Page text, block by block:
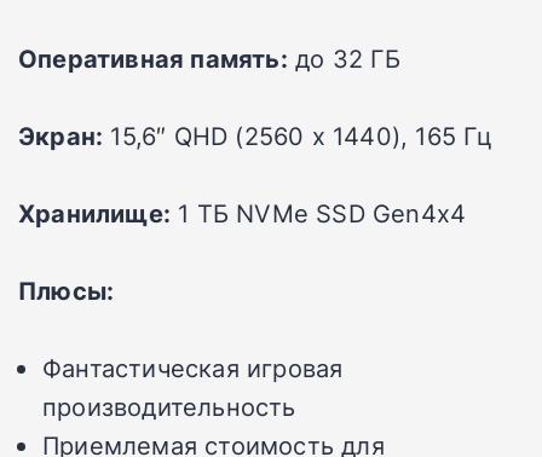
Оперативная память: до 32 ГБ
Экран: 15,6″ QHD (2560 x 1440), 165 Гц
Хранилище: 1 ТБ NVMe SSD Gen4x4
Плюсы:
Фантастическая игровая
производительность
Приемлемая стоимость для